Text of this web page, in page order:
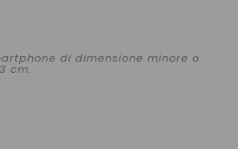
di dimensione minore o
cm.